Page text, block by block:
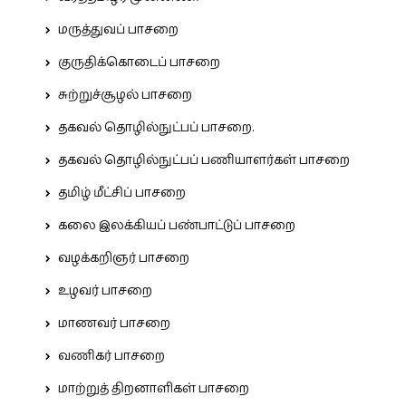
மருத்துவப் பாசறை
குருதிக்கொடைப் பாசறை
சுற்றுச்சூழல் பாசறை
தகவல் தொழில்நுட்பப் பாசறை.
தகவல் தொழில்நுட்பப் பணியாளர்கள் பாசறை
தமிழ் மீட்சிப் பாசறை
கலை இலக்கியப் பண்பாட்டுப் பாசறை
வழக்கறிஞர் பாசறை
உழவர் பாசறை
மாணவர் பாசறை
வணிகர் பாசறை
மாற்றுத் திறனாளிகள் பாசறை